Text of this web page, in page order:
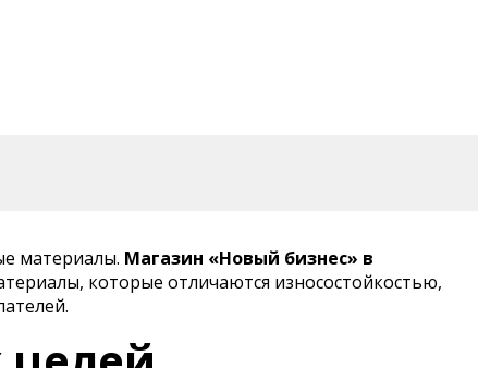
материалы. Магазин «Новый бизнес» в
которые отличаются износостойкостью,